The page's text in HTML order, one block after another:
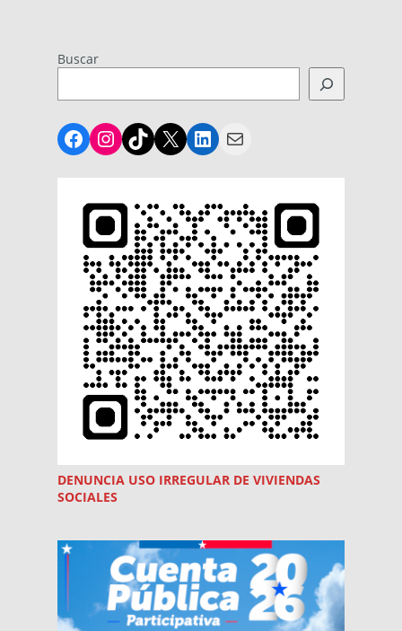
Buscar
Facebook
Instagram
TikTok
X LinkedIn
Mail
DENUNCIA USO IRREGULAR DE VIVIENDAS
SOCIALES